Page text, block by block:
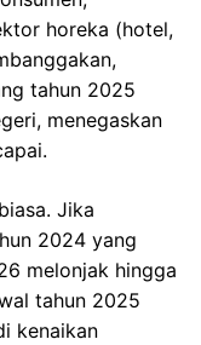
horeka (hotel,
tahun 2025
menegaskan
Jika
2024 yang
melonjak hingga
tahun 2025
kenaikan